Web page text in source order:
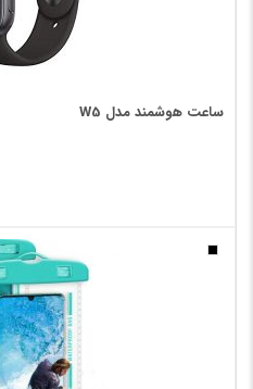
ساعت هوشمند مدل W5